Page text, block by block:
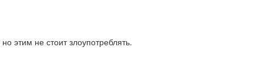
этим не стоит злоупотреблять.